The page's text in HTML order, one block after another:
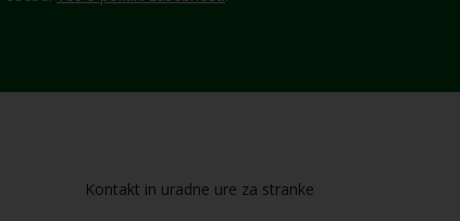
Kontakt in uradne ure za stranke